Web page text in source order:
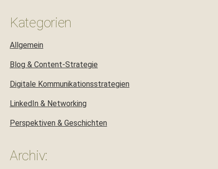
Kategorien
Allgemein
Blog & Content-Strategie
Digitale Kommunikationsstrategien
LinkedIn & Networking
Perspektiven & Geschichten
Archiv: